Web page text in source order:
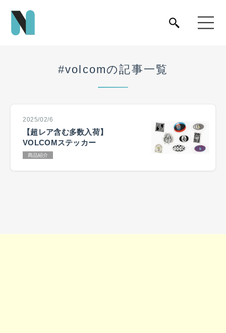
#volcomの記事一覧
2025/02/6
【超レア含む多数入荷】
VOLCOMステッカー
商品紹介